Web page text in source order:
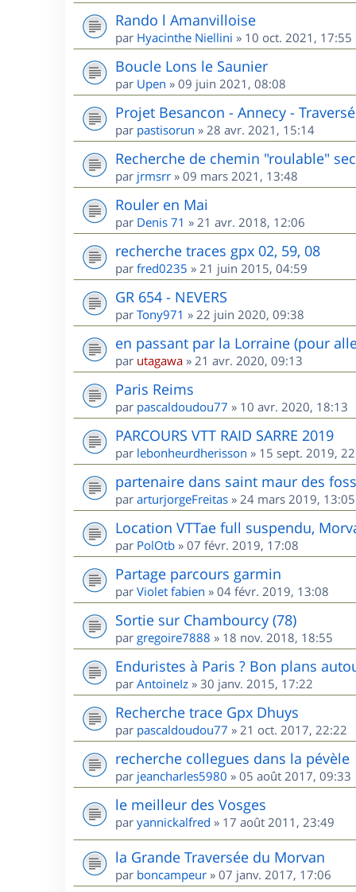
Rando l Amanvilloise
par Hyacinthe Niellini » 10 oct. 2021, 17:55
Boucle Lons le Saunier
par Upen » 09 juin 2021, 08:08
Projet Besancon - Annecy -
par pastisorun » 28 avr. 2021, 15:14
Recherche de chemin "roulable"
par jrmsrr » 09 mars 2021, 13:48
Rouler en Mai
par Denis 71 » 21 avr. 2018, 12:06
recherche traces gpx 02, 59, 08
par fred0235 » 21 juin 2015, 04:59
GR 654 - NEVERS
par Tony971 » 22 juin 2020, 09:38
en passant par la Lorraine (pour
par utagawa » 21 avr. 2020, 09:13
Paris Reims
par pascaldoudou77 » 10 avr. 2020, 18:13
PARCOURS VTT RAID SARRE 2019
par lebonheurdherisson » 15 sept. 2019,
partenaire dans saint maur des
par arturjorgeFreitas » 24 mars 2019, 13:05
Location VTTae full suspendu,
par PolOtb » 07 févr. 2019, 17:08
Partage parcours garmin
par Violet fabien » 04 févr. 2019, 13:08
Sortie sur Chambourcy (78)
par gregoire7888 » 18 nov. 2018, 18:55
Enduristes à Paris ? Bon plans
par AntoineIz » 30 janv. 2015, 17:22
Recherche trace Gpx Dhuys
par pascaldoudou77 » 21 oct. 2017, 22:22
recherche collegues dans la pévèle
par jeancharles5980 » 05 août 2017, 09:33
le meilleur des Vosges
par yannickalfred » 17 août 2011, 23:49
la Grande Traversée du Morvan
par boncampeur » 07 janv. 2017, 17:06